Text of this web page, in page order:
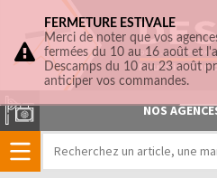
NOS
FERMETURE ESTIVALE
Merci de noter que vos
fermées du 10 au 16 août et
Descamps du 10 au 23 août
anticiper vos commandes.